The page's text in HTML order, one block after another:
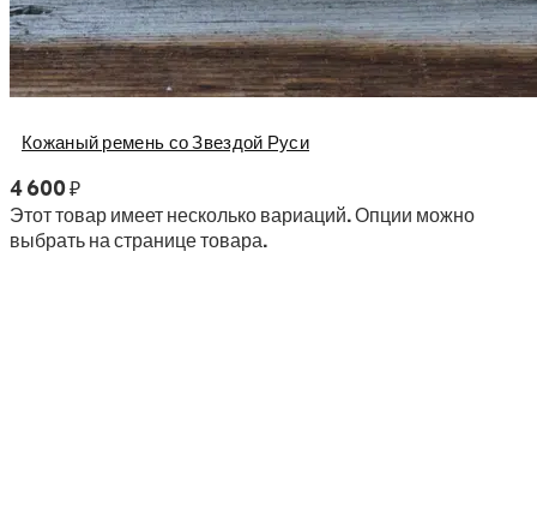
Кожаный ремень со Звездой Руси
4 600₽
Этот товар имеет несколько вариаций. Опции можно
выбрать на странице товара.